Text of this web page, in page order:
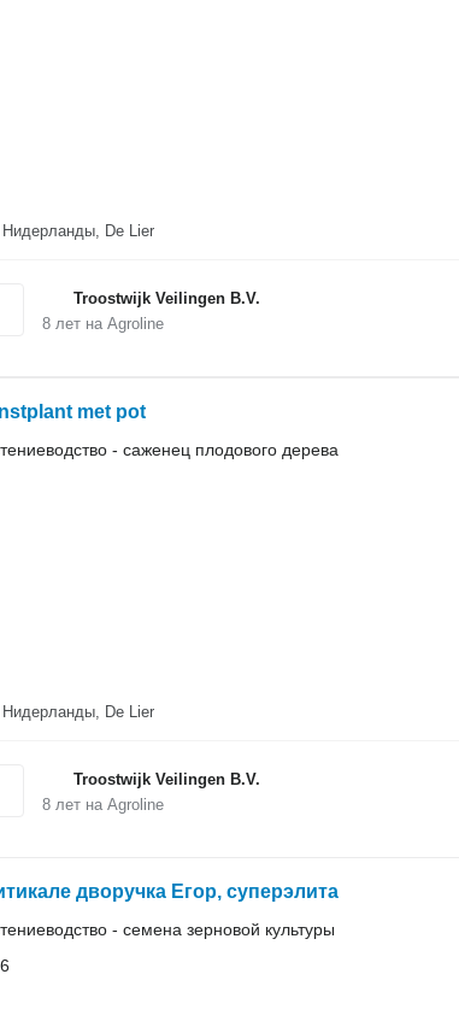
Нидерланды, De Lier
Troostwijk Veilingen B.V.
8лет на Agroline
met pot
- саженец плодового дерева
Нидерланды, De Lier
Troostwijk Veilingen B.V.
8лет на Agroline
дворучка Егор, суперэлита
- семена зерновой культуры